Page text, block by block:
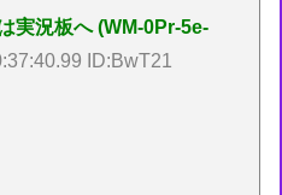
実況板へ (WM-0Pr-5e-
ID:BwT21